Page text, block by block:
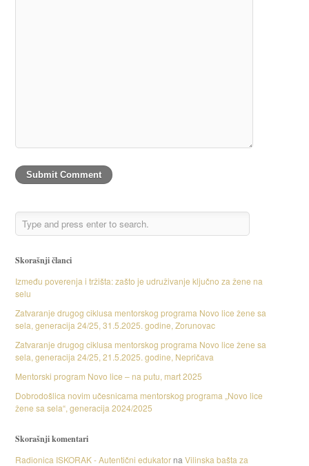
Skorašnji članci
Između poverenja i tržišta: zašto je udruživanje ključno za žene na
selu
Zatvaranje drugog ciklusa mentorskog programa Novo lice žene sa
sela, generacija 24/25, 31.5.2025. godine, Zorunovac
Zatvaranje drugog ciklusa mentorskog programa Novo lice žene sa
sela, generacija 24/25, 21.5.2025. godine, Nepričava
Mentorski program Novo lice – na putu, mart 2025
Dobrodošlica novim učesnicama mentorskog programa „Novo lice
žene sa sela“, generacija 2024/2025
Skorašnji komentari
Radionica ISKORAK - Autentični edukatorna Vilinska bašta za